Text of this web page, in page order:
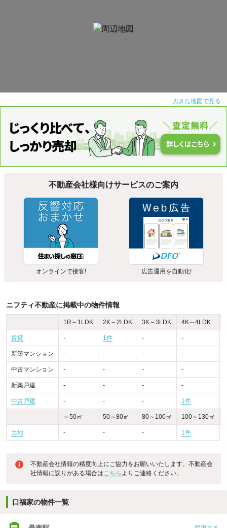
大きな地図で見る
不動産会社様向けサービスのご案内
オンラインで接客! 広告運用を自動化!
ニフティ不動産に掲載中の物件情報
1R～1LDK 2K～2LDK 3K～3LDK 4K～4LDK
賃貸 - 1件 - -
新築マンション - - - -
中古マンション - - - -
新築戸建 - - - -
中古戸建 - - - 1件
～50㎡ 50～80㎡ 80～100㎡ 100～130㎡
土地 - - - 1件
不動産会社情報の精度向上にご協力をお願いいたします。不動産会
社情報に誤りがある場合はこちら よりご連絡ください。
口福家の物件一覧